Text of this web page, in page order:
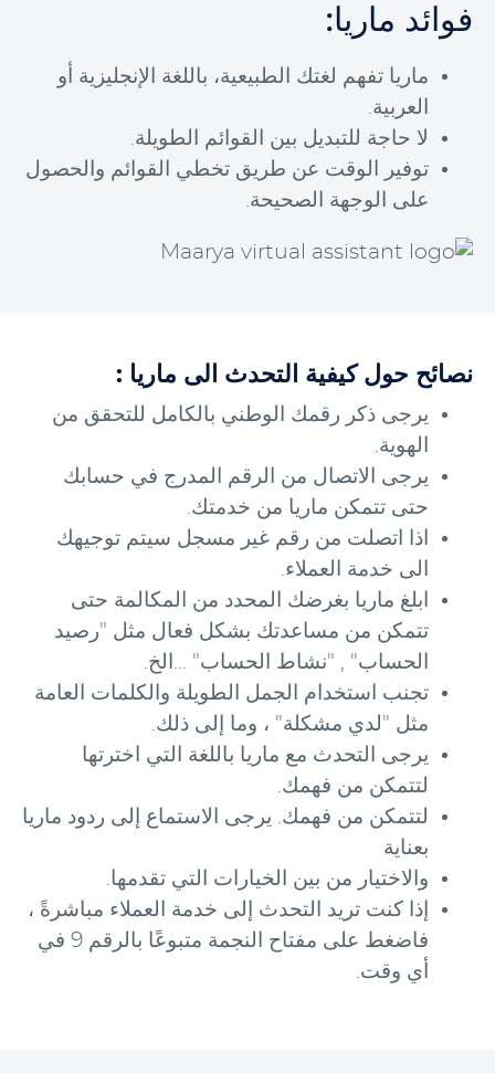
فوائد ماريا:
ماريا تفهم لغتك الطبيعية، باللغة الإنجليزية أو
العربية.
لا حاجة للتبديل بين القوائم الطويلة.
توفير الوقت عن طريق تخطي القوائم والحصول
على الوجهة الصحيحة.
نصائح حول كيفية التحدث الى ماريا :
يرجى ذكر رقمك الوطني بالكامل للتحقق من
الهوية.
يرجى الاتصال من الرقم المدرج في حسابك
حتى تتمكن ماريا من خدمتك.
اذا اتصلت من رقم غير مسجل سيتم توجيهك
الى خدمة العملاء.
ابلغ ماريا بغرضك المحدد من المكالمة حتى
تتمكن من مساعدتك بشكل فعال مثل "رصيد
الحساب" , "نشاط الحساب" ...الخ.
تجنب استخدام الجمل الطويلة والكلمات العامة
مثل "لدي مشكلة" ، وما إلى ذلك.
يرجى التحدث مع ماريا باللغة التي اخترتها
لتتمكن من فهمك.
لتتمكن من فهمك. يرجى الاستماع إلى ردود ماريا
بعناية
والاختيار من بين الخيارات التي تقدمها.
إذا كنت تريد التحدث إلى خدمة العملاء مباشرةً ،
فاضغط على مفتاح النجمة متبوعًا بالرقم 9 في
أي وقت.